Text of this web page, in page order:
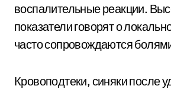
воспалительные реакции.
показатели говорят о
часто сопровождаются
Кровоподтеки, синяки после